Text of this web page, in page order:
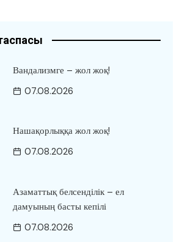
Вандализмге – жол жоқ!
07.08.2026
Нашақорлыққа жол жоқ!
07.08.2026
Азаматтық белсенділік – ел
дамуының басты кепілі
07.08.2026